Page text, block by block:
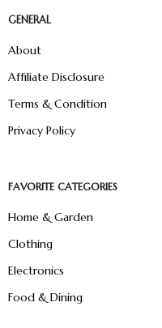
GENERAL
About
Affiliate Disclosure
Terms & Condition
Privacy Policy
FAVORITE CATEGORIES
Home & Garden
Clothing
Electronics
Food & Dining